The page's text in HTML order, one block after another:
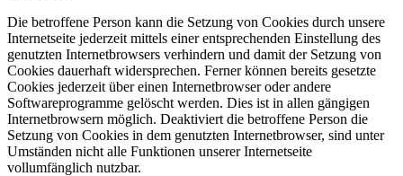
Die betroffene Person kann die Setzung von Cookies durch unsere
Internetseite jederzeit mittels einer entsprechenden Einstellung des
genutzten Internetbrowsers verhindern und damit der Setzung von
Cookies dauerhaft widersprechen. Ferner können bereits gesetzte
Cookies jederzeit über einen Internetbrowser oder andere
Softwareprogramme gelöscht werden. Dies ist in allen gängigen
Internetbrowsern möglich. Deaktiviert die betroffene Person die
Setzung von Cookies in dem genutzten Internetbrowser, sind unter
Umständen nicht alle Funktionen unserer Internetseite
vollumfänglich nutzbar.